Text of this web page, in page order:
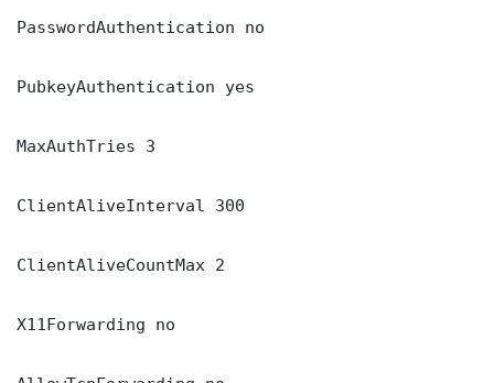
PasswordAuthentication no
PubkeyAuthentication yes
MaxAuthTries 3
ClientAliveInterval 300
ClientAliveCountMax 2
X11Forwarding no